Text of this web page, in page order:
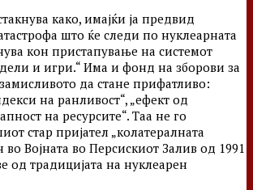
како, имајќи ја предвид
што ќе следи по нуклеарната
кон пристапување на системот
и игри.“ Има и фонд на зборови за
да стане прифатливо:
на ранливост“, „ефект од
на ресурсите“. Таа не го
стар пријател „колатералната
во Војната во Персискиот Залив од 1991
од традицијата на нуклеарен